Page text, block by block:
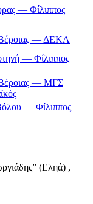
— Φίλιππος
Βέροιας — ΔΕΚΑ
— Φίλιππος
Βέροιας — ΜΓΣ
— Φίλιππος
(Εληά) ,